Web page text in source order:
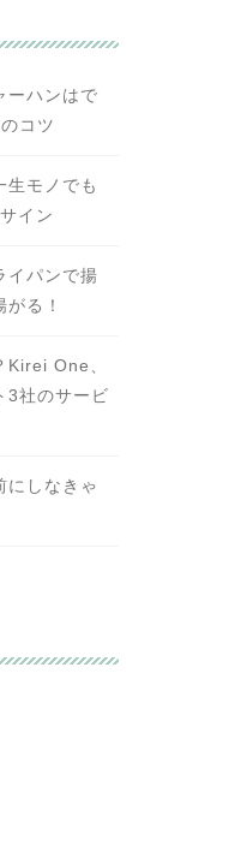
ーハンはで
コツ
生モノでも
イン
イパンで揚
る！
Kirei One、
3社のサービ
にしなきゃ